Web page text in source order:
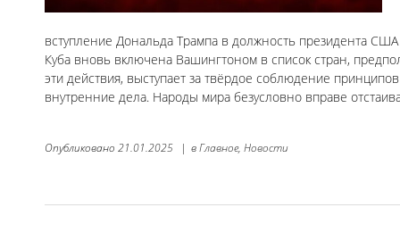
вступление Дональда Трампа в должность президента
Куба вновь включена Вашингтоном в список стран,
эти действия, выступает за твёрдое соблюдение
внутренние дела. Народы мира безусловно вправе
Опубликовано 21.01.2025 | вГлавное, Новости